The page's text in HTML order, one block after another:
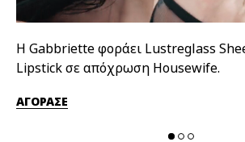
Η Gabbriette φοράει Lustreglass
Lipstick σε απόχρωση Housewife.
ΑΓΟΡΑΣΕ